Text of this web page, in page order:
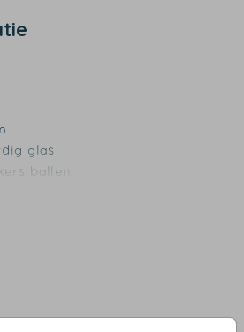
glas
doosje om de kerstbal te